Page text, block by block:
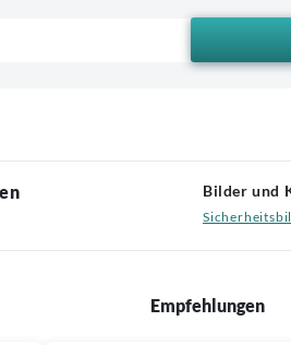
Bilder und
Empfehlungen